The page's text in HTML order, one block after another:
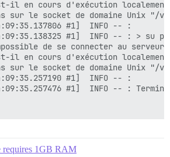
#1]  INFO -- :
#1]  INFO -- : > su
de se connecter au
#1]  INFO -- :
#1]  INFO -- :
: /pups/lib/pups/
1GB RAM